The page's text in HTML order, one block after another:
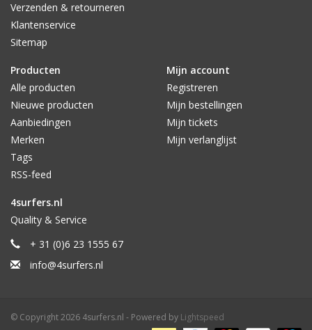
Verzenden & retourneren
Klantenservice
Sitemap
Producten
Alle producten
Nieuwe producten
Aanbiedingen
Merken
Tags
RSS-feed
Mijn account
Registreren
Mijn bestellingen
Mijn tickets
Mijn verlanglijst
4surfers.nl
Quality & Service
+ 31 (0)6 23 1555 67
info@4surfers.nl
© Copyright 2026 4surfers.nl - Powered by Lightspeed